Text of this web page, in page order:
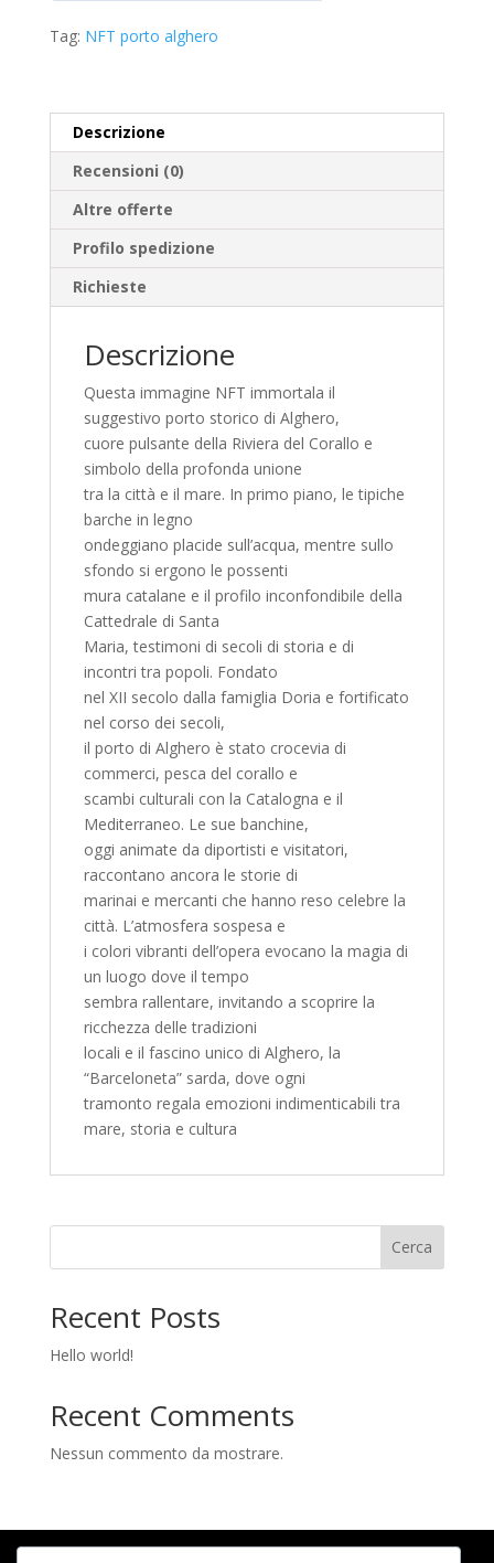
u
Tag: NFT porto alghero
Descrizione
Recensioni (0)
Altre offerte
Profilo spedizione
Richieste
Descrizione
Questa immagine NFT immortala il
suggestivo porto storico di Alghero,
cuore pulsante della Riviera del Corallo e
simbolo della profonda unione
tra la città e il mare. In primo piano, le tipiche
barche in legno
ondeggiano placide sull’acqua, mentre sullo
sfondo si ergono le possenti
mura catalane e il profilo inconfondibile della
Cattedrale di Santa
Maria, testimoni di secoli di storia e di
incontri tra popoli. Fondato
nel XII secolo dalla famiglia Doria e fortificato
nel corso dei secoli,
il porto di Alghero è stato crocevia di
commerci, pesca del corallo e
scambi culturali con la Catalogna e il
Mediterraneo. Le sue banchine,
oggi animate da diportisti e visitatori,
raccontano ancora le storie di
marinai e mercanti che hanno reso celebre la
città. L’atmosfera sospesa e
i colori vibranti dell’opera evocano la magia di
un luogo dove il tempo
sembra rallentare, invitando a scoprire la
ricchezza delle tradizioni
locali e il fascino unico di Alghero, la
“Barceloneta” sarda, dove ogni
tramonto regala emozioni indimenticabili tra
mare, storia e cultura
Cerca
Recent Posts
Hello world!
Recent Comments
Nessun commento da mostrare.